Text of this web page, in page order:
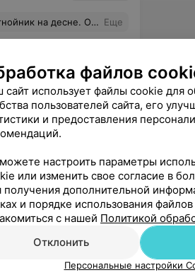
рекомендации. Спасибо за оперативность и вежливость! Еще
файлов
сайт использует файлы cookie для
пользователей сайта, его
и предоставления
настроить параметры
или изменить свое согласие в
получения дополнительной
и порядке использования
с нашей Политикой
Отклонить
Персональные настройки